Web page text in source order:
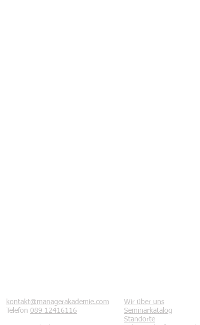
kontakt@managerakademie.com
Telefon 089 12416116
Wir über uns
Seminarkatalog
Standorte